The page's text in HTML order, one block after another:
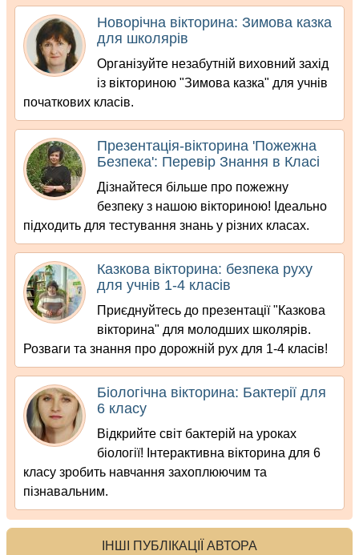
Новорічна вікторина: Зимова казка
для школярів
Організуйте незабутній виховний захід
із вікториною "Зимова казка" для учнів
початкових класів.
Презентація-вікторина 'Пожежна
Безпека': Перевір Знання в Класі
Дізнайтеся більше про пожежну
безпеку з нашою вікториною! Ідеально
підходить для тестування знань у різних класах.
Казкова вікторина: безпека руху
для учнів 1-4 класів
Приєднуйтесь до презентації "Казкова
вікторина" для молодших школярів.
Розваги та знання про дорожній рух для 1-4 класів!
Біологічна вікторина: Бактерії для
6 класу
Відкрийте світ бактерій на уроках
біології! Інтерактивна вікторина для 6
класу зробить навчання захоплюючим та
пізнавальним.
ІНШІ ПУБЛІКАЦІЇ АВТОРА